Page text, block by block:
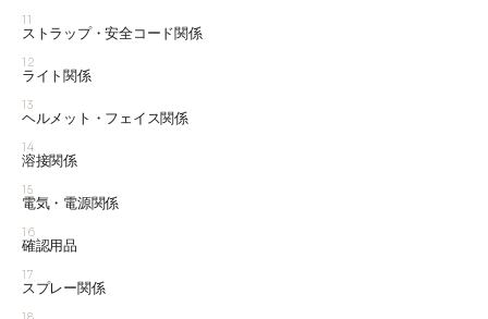
11
ストラップ・安全コード関係
12
ライト関係
13
ヘルメット・フェイス関係
14
溶接関係
15
電気・電源関係
16
確認用品
17
スプレー関係